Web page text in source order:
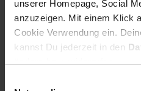
unserer Homepage, Social
anzuzeigen. Mit einem Klick
Cookie Verwendung ein.
kannst Du jederzeit in den
Selbstverständlich sind bei
Geschlechtsidentität
Fußzeile
Weitere Online-